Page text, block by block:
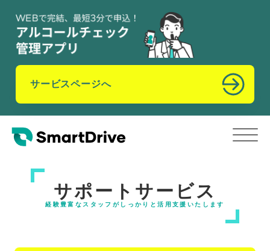
サービスページへ
サポートサービス
経験豊富なスタッフがしっかりと活用支援いたします